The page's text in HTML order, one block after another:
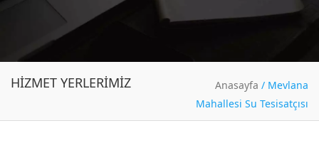
HIZMET YERLERIMIZ Anasayfa / Mevlana
Mahallesi Su Tesisatçısı